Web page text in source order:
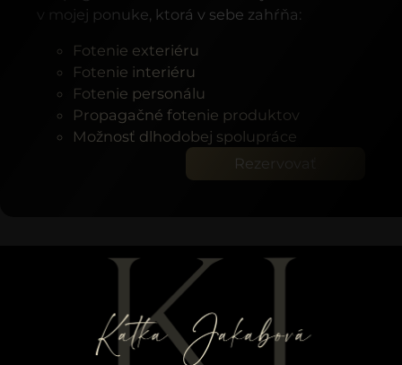
v mojej ponuke, ktorá v sebe zahŕňa:
Fotenie exteriéru
Fotenie interiéru
Fotenie personálu
Propagačné fotenie produktov
Možnosť dlhodobej spolupráce
Rezervovať